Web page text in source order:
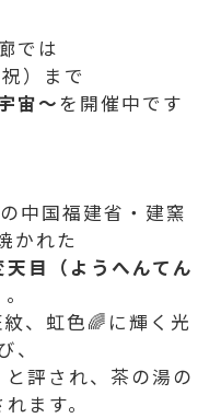
では
）まで
宙～を開催中です
中国福建省・建窯
かれた
天目（ようへんてん
、虹色🌈に輝く光
、
と評され、茶の湯の
ます。